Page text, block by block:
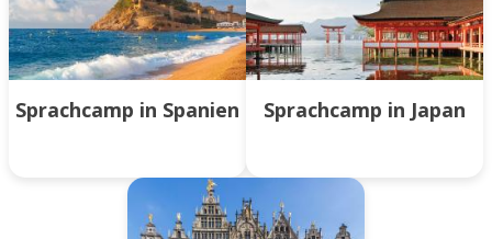
Sprachcamp in Spanien Sprachcamp in Japan